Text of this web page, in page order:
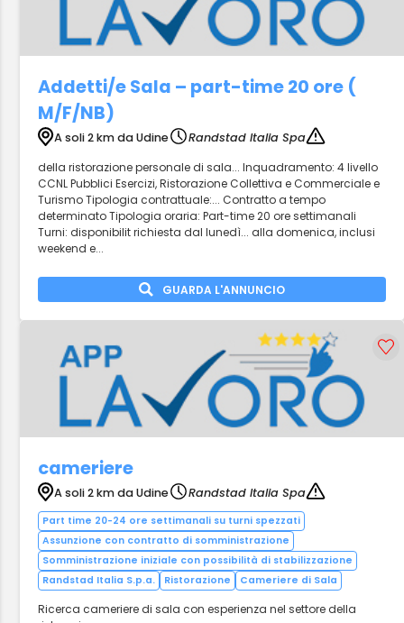
Addetti/e Sala – part-time 20 ore (
M/F/NB)
A soli 2 km da Udine
Randstad Italia Spa
della ristorazione personale di sala... Inquadramento: 4 livello
CCNL Pubblici Esercizi, Ristorazione Collettiva e Commerciale e
Turismo Tipologia contrattuale:... Contratto a tempo
determinato Tipologia oraria: Part-time 20 ore settimanali
Turni: disponibilit richiesta dal lunedì... alla domenica, inclusi
weekend e...
GUARDA L'ANNUNCIO
cameriere
A soli 2 km da Udine Randstad Italia Spa
Part time 20-24 ore settimanali su turni spezzati
Assunzione con contratto di somministrazione
Somministrazione iniziale con possibilità di stabilizzazione
Randstad Italia S.p.a.
Ristorazione Cameriere di Sala
Ricerca cameriere di sala con esperienza nel settore della